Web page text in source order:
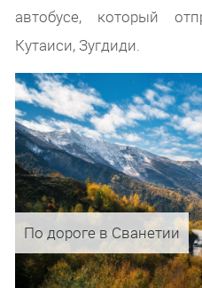
автобусе, который
Кутаиси, Зугдиди.
По дороге в Сванетии